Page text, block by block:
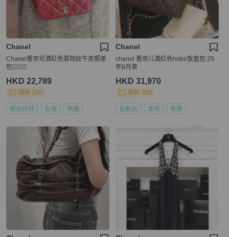
Chanel
Chanel香奈兒酒紅色荔枝紋牛皮郵差
包👩‍✈️👨‍✈️
HKD 22,789
現折 200
狀況良好 台灣 免運
Chanel
chanel 香奈儿酒红色hobo饭盒包 25
年8月单
HKD 31,970
現折 200
全新品 本地 免運